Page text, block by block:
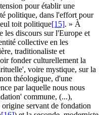
pour établir une
politique, dans l'effort pour
toit politique[15]. » À
les discours sur l'Europe et
collective en les
traditionaliste et
fonder culturellement la
voire mystique, sur la
théologique, d'une
par laquelle nous nous
commune, (...),
servant de fondation